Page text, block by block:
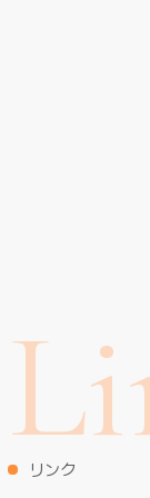
リンク